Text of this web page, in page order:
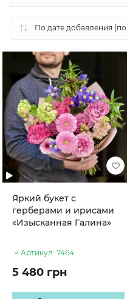
Яркий букет с
герберами и ирисами
«Изысканная Галина»
Артикул: 7464
5 480 грн